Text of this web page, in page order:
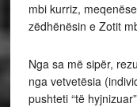
mbi kurriz,
zëdhënësin e Zotit
Nga sa më sipër,
nga vetvetësia
pushteti “të